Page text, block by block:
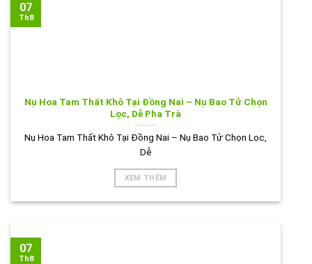
Nụ Hoa Tam Thất Khô Tại Đồng Nai – Nụ Bao Tử Chọn
Lọc, Dễ Pha Trà
Nụ Hoa Tam Thất Khô Tại Đồng Nai – Nụ Bao Tử Chọn Lọc,
Dễ
XEM THÊM
07
Th8
07
Th8